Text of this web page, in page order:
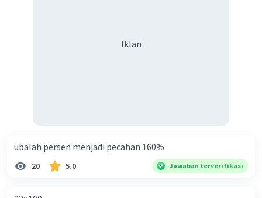
Iklan
ubalah persen menjadi pecahan 160%
20 5.0 Jawaban terverifikasi